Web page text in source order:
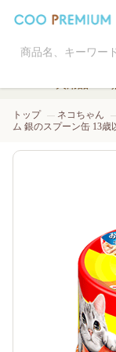
トップ ネコちゃん
ム 銀のスプーン缶 13歳